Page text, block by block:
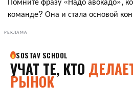
команде? Она и стала основой
РЕКЛАМА